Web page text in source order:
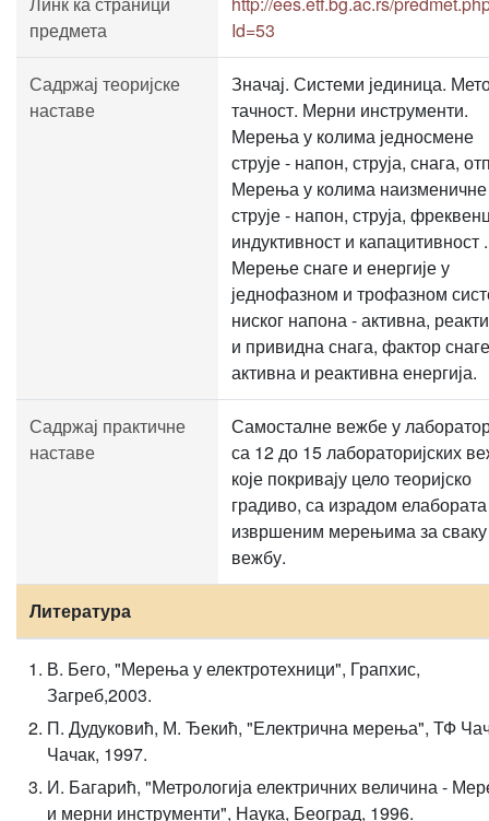
предмета
Id=53
Садржај теоријске
наставе
Значај. Системи јединица.
тачност. Мерни инструменти.
Мерења у колима једносмене
струје - напон, струја, снага,
Мерења у колима наизменичне
струје - напон, струја,
индуктивност и капацитивност .
Мерење снаге и енергије у
једнофазном и трофазном
ниског напона - активна,
и привидна снага, фактор
активна и реактивна енергија.
Садржај практичне
наставе
Самосталне вежбе у
са 12 до 15 лабораторијских
које покривају цело теоријско
градиво, са израдом
извршеним мерењима за сваку
вежбу.
Литература
В. Бего, "Мерења у електротехници", Грапхис,
Загреб,2003.
П. Дудуковић, М. Ђекић, "Електрична мерења", ТФ
Чачак, 1997.
И. Багарић, "Метрологија електричних величина -
и мерни инструменти", Наука, Београд, 1996.